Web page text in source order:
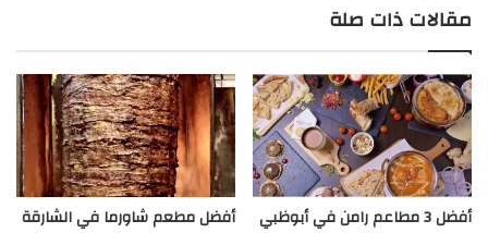
مقالات ذات صلة
أفضل 3 مطاعم رامن في أبوظبي أفضل مطعم شاورما في الشارقة